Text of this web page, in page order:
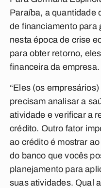
Paraíba, a quantidade
de financiamento para
nesta época de crise
para obter retorno,
financeira da empresa.
“Eles (os
precisam analisar a
atividade e verificar a
crédito. Outro fator
ao crédito é mostrar
do banco que vocês
planejamento para
suas atividades. Qual